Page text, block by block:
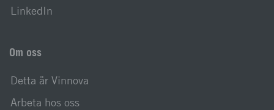
LinkedIn
Om oss
Detta är Vinnova
Arbeta hos oss